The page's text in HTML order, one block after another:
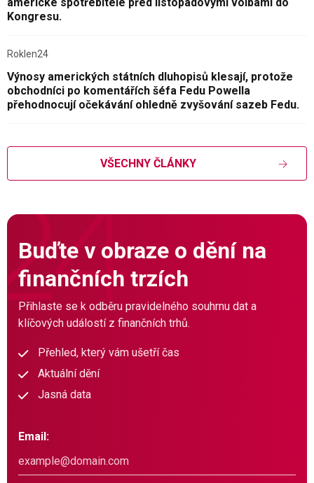
Kongresu.
Roklen24
Výnosy amerických státních dluhopisů klesají, protože
obchodníci po komentářích šéfa Fedu Powella
přehodnocují očekávání ohledně zvyšování sazeb Fedu.
VŠECHNY ČLÁNKY
Buďte v obraze o dění na
finančních trzích
Přihlaste se k odběru pravidelného souhrnu dat a
klíčových událostí z finančních trhů.
Přehled, který vám ušetří čas
Aktuální dění
Jasná data
Email: